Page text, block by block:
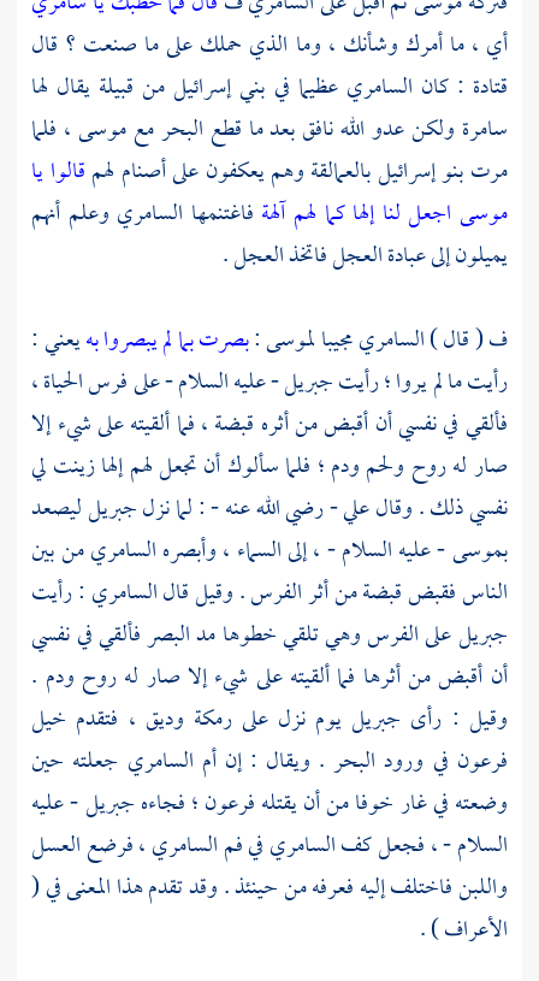
أي ، ما أمرك وشأنك ، وما الذي حملك على ما صنعت ؟ قال
قتادة : كان السامريعظيما في بني إسرائيلمن قبيلة يقال لها
سامرة ولكن عدو الله نافق بعد ما قطع البحر معموسى ، فلما
مرتبنو إسرائيلبالعمالقة وهم يعكفون على أصنام لهمقالوا يا
موسى اجعل لنا إلها كما لهم آلهة فاغتنمها السامري وعلم أنهم
يميلون إلى عبادة العجل فاتخذ العجل .
ف ( قال )السامريمجيبالموسى:بصرت بما لم يبصروا بهيعني :
رأيت ما لم يروا ؛ رأيتجبريل- عليه السلام - على فرس الحياة ،
فألقي في نفسي أن أقبض من أثره قبضة ، فما ألقيته على شيء إلا
صار له روح ولحم ودم ؛ فلما سألوك أن تجعل لهم إلها زينت لي
نفسي ذلك . وقالعلي- رضي الله عنه - : لما نزلجبريلليصعد
بموسى- عليه السلام - ، إلى السماء ، وأبصرهالسامريمن بين
الناس فقبض قبضة من أثر الفرس . وقيل قالالسامري : رأيت
جبريلعلى الفرس وهي تلقي خطوها مد البصر فألقي في نفسي
أن أقبض من أثرها فما ألقيته على شيء إلا صار له روح ودم .
وقيل : رأى جبريل يوم نزل على رمكة وديق ، فتقدم خيل
فرعون في ورود البحر . ويقال : إنأم السامري جعلته حين
وضعته في غار خوفا من أن يقتلهفرعون ؛فجاءهجبريل- عليه
السلام - ، فجعل كفالسامريفي فمالسامري ،فرضع العسل
واللبن فاختلف إليه فعرفه من حينئذ . وقد تقدم هذا المعنى في (
الأعراف ) .